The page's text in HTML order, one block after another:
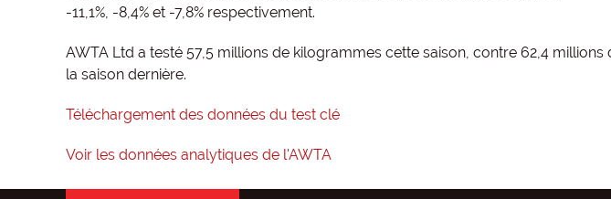
-11,1%, -8,4% et -7,8% respectivement.
AWTA Ltd a testé 57,5 millions de kilogrammes cette saison, contre 62,4
la saison dernière.
Téléchargement des données du test clé
Voir les données analytiques de l'AWTA